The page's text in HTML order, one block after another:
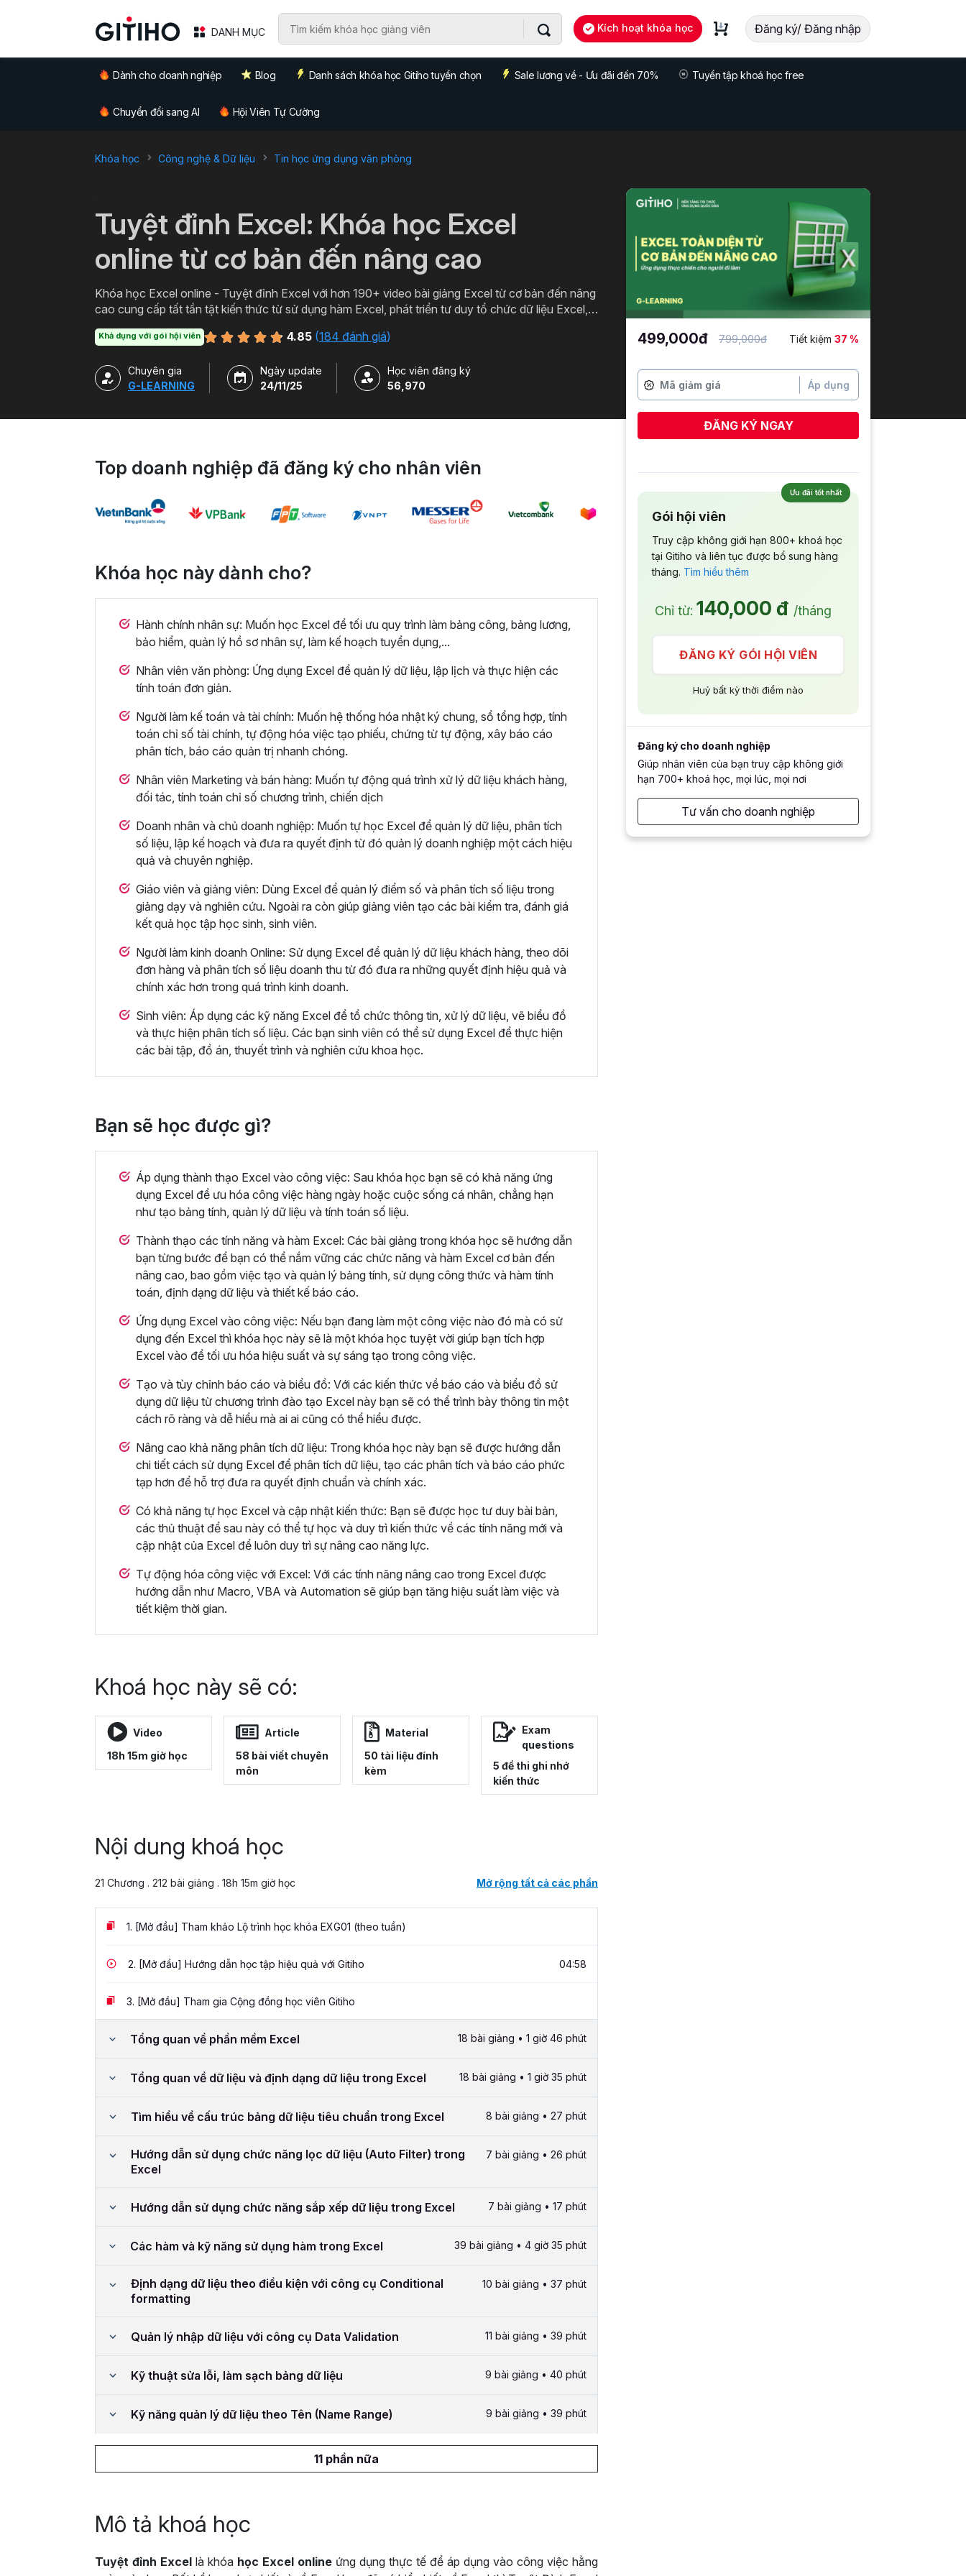
DANH MỤC Kích hoạt khóa học Đăng ký/ Đăng nhập
Dành cho doanh nghiệp Blog Danh sách khóa học Gitiho tuyển chọn Sale lương về - Ưu đãi đến 70% Tuyển tập khoá học free
Chuyển đổi sang AI Hội Viên Tự Cường
Khóa học Công nghệ & Dữ liệu Tin học ứng dụng văn phòng
Tuyệt đỉnh Excel: Khóa học Excel
online từ cơ bản đến nâng cao
Khóa học Excel online - Tuyệt đỉnh Excel với hơn 190+ video bài giảng Excel từ cơ bản đến nâng
cao cung cấp tất tần tật kiến thức từ sử dụng hàm Excel, phát triển tư duy tổ chức dữ liệu Excel,
Khả dụng với gói hội viên 4.85 (184 đánh giá)
Chuyên gia
G-LEARNING
Ngày update
24/11/25
Học viên đăng ký
56,970
Top doanh nghiệp đã đăng ký cho nhân viên
Khóa học này dành cho?
Hành chính nhân sự: Muốn học Excel để tối ưu quy trình làm bảng công, bảng lương,
bảo hiểm, quản lý hồ sơ nhân sự, làm kế hoạch tuyển dụng,...
Nhân viên văn phòng: Ứng dụng Excel để quản lý dữ liệu, lập lịch và thực hiện các
tính toán đơn giản.
Người làm kế toán và tài chính: Muốn hệ thống hóa nhật ký chung, sổ tổng hợp, tính
toán chỉ số tài chính, tự động hóa việc tạo phiếu, chứng từ tự động, xây báo cáo
phân tích, báo cáo quản trị nhanh chóng.
Nhân viên Marketing và bán hàng: Muốn tự động quá trình xử lý dữ liệu khách hàng,
đối tác, tính toán chỉ số chương trình, chiến dịch
Doanh nhân và chủ doanh nghiệp: Muốn tự học Excel để quản lý dữ liệu, phân tích
số liệu, lập kế hoạch và đưa ra quyết định từ đó quản lý doanh nghiệp một cách hiệu
quả và chuyên nghiệp.
Giáo viên và giảng viên: Dùng Excel để quản lý điểm số và phân tích số liệu trong
giảng dạy và nghiên cứu. Ngoài ra còn giúp giảng viên tạo các bài kiểm tra, đánh giá
kết quả học tập học sinh, sinh viên.
Người làm kinh doanh Online: Sử dụng Excel để quản lý dữ liệu khách hàng, theo dõi
đơn hàng và phân tích số liệu doanh thu từ đó đưa ra những quyết định hiệu quả và
chính xác hơn trong quá trình kinh doanh.
Sinh viên: Áp dụng các kỹ năng Excel để tổ chức thông tin, xử lý dữ liệu, vẽ biểu đồ
và thực hiện phân tích số liệu. Các bạn sinh viên có thể sử dụng Excel để thực hiện
các bài tập, đồ án, thuyết trình và nghiên cứu khoa học.
Bạn sẽ học được gì?
Áp dụng thành thạo Excel vào công việc: Sau khóa học bạn sẽ có khả năng ứng
dụng Excel để ưu hóa công việc hàng ngày hoặc cuộc sống cá nhân, chẳng hạn
như tạo bảng tính, quản lý dữ liệu và tính toán số liệu.
Thành thạo các tính năng và hàm Excel: Các bài giảng trong khóa học sẽ hướng dẫn
bạn từng bước để bạn có thể nắm vững các chức năng và hàm Excel cơ bản đến
nâng cao, bao gồm việc tạo và quản lý bảng tính, sử dụng công thức và hàm tính
toán, định dạng dữ liệu và thiết kế báo cáo.
Ứng dụng Excel vào công việc: Nếu bạn đang làm một công việc nào đó mà có sử
dụng đến Excel thì khóa học này sẽ là một khóa học tuyệt vời giúp bạn tích hợp
Excel vào để tối ưu hóa hiệu suất và sự sáng tạo trong công việc.
Tạo và tùy chỉnh báo cáo và biểu đồ: Với các kiến thức về báo cáo và biểu đồ sử
dụng dữ liệu từ chương trình đào tạo Excel này bạn sẽ có thể trình bày thông tin một
cách rõ ràng và dễ hiểu mà ai ai cũng có thể hiểu được.
Nâng cao khả năng phân tích dữ liệu: Trong khóa học này bạn sẽ được hướng dẫn
chi tiết cách sử dụng Excel để phân tích dữ liệu, tạo các phân tích và báo cáo phức
tạp hơn để hỗ trợ đưa ra quyết định chuẩn và chính xác.
Có khả năng tự học Excel và cập nhật kiến thức: Bạn sẽ được học tư duy bài bản,
các thủ thuật để sau này có thể tự học và duy trì kiến thức về các tính năng mới và
cập nhật của Excel để luôn duy trì sự nâng cao năng lực.
Tự động hóa công việc với Excel: Với các tính năng nâng cao trong Excel được
hướng dẫn như Macro, VBA và Automation sẽ giúp bạn tăng hiệu suất làm việc và
tiết kiệm thời gian.
Khoá học này sẽ có:
Video
18h 15m giờ học
Article
58 bài viết chuyên
môn
Material
50 tài liệu đính
kèm
Exam
questions
5 đề thi ghi nhớ
kiến thức
Nội dung khoá học
21 Chương . 212 bài giảng . 18h 15m giờ học Mở rộng tất cả các phần
1. [Mở đầu] Tham khảo Lộ trình học khóa EXG01 (theo tuần)
2. [Mở đầu] Hướng dẫn học tập hiệu quả với Gitiho 04:58
3. [Mở đầu] Tham gia Cộng đồng học viên Gitiho
Tổng quan về phần mềm Excel 18 bài giảng • 1 giờ 46 phút
Tổng quan về dữ liệu và định dạng dữ liệu trong Excel 18 bài giảng • 1 giờ 35 phút
Tìm hiểu về cấu trúc bảng dữ liệu tiêu chuẩn trong Excel 8 bài giảng • 27 phút
Hướng dẫn sử dụng chức năng lọc dữ liệu (Auto Filter) trong
Excel
7 bài giảng • 26 phút
Hướng dẫn sử dụng chức năng sắp xếp dữ liệu trong Excel 7 bài giảng • 17 phút
Các hàm và kỹ năng sử dụng hàm trong Excel 39 bài giảng • 4 giờ 35 phút
Định dạng dữ liệu theo điều kiện với công cụ Conditional
formatting
10 bài giảng • 37 phút
Quản lý nhập dữ liệu với công cụ Data Validation 11 bài giảng • 39 phút
Kỹ thuật sửa lỗi, làm sạch bảng dữ liệu 9 bài giảng • 40 phút
Kỹ năng quản lý dữ liệu theo Tên (Name Range) 9 bài giảng • 39 phút
11 phần nữa
Mô tả khoá học
Tuyệt đỉnh Excel là khóa học Excel online ứng dụng thực tế để áp dụng vào công việc hằng
499,000đ 799,000đ Tiết kiệm 37 %
Áp dụng
ĐĂNG KÝ NGAY
Ưu đãi tốt nhất
Gói hội viên
Truy cập không giới hạn 800+ khoá học
tại Gitiho và liên tục được bổ sung hàng
tháng. Tìm hiểu thêm
Chỉ từ: 140,000 đ /tháng
ĐĂNG KÝ GÓI HỘI VIÊN
Huỷ bất kỳ thời điểm nào
Đăng ký cho doanh nghiệp
Giúp nhân viên của bạn truy cập không giới
hạn 700+ khoá học, mọi lúc, mọi nơi
Tư vấn cho doanh nghiệp